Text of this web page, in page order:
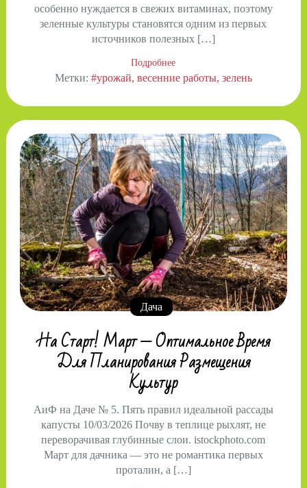
особенно нуждается в свежих витаминах, поэтому
зеленные культуры становятся одним из первых
источников полезных […]
Подробнее
Метки: #урожай весенние работы зелень
Дача
На Старт! Март — Оптимальное Время
Для Планирования Размещения
Культур
АиФ на Даче № 5. Пять правил идеальной рассады
капусты 10/03/2026 Почву в теплице рыхлят, не
переворачивая глубинные слои. istockphoto.com
Март для дачника — это не романтика первых
проталин, а […]